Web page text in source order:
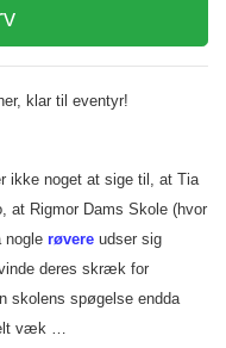
klar til eventyr!
ikke noget at sige til, at Tia
at Rigmor Dams Skole (hvor
nogle røvere udser sig
deres skræk for
skolens spøgelse endda
væk …